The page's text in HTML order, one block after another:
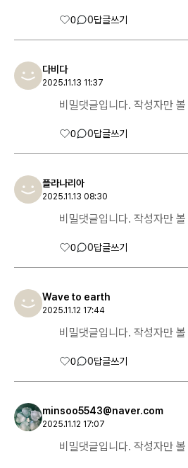
0 0답글쓰기
다비다
2025.11.13 11:37
비밀댓글입니다. 작성자만
0 0답글쓰기
플라나리아
2025.11.13 08:30
비밀댓글입니다. 작성자만
0 0답글쓰기
Wave to earth
2025.11.12 17:44
비밀댓글입니다. 작성자만
0 0답글쓰기
minsoo5543@naver.com
2025.11.12 17:07
비밀댓글입니다. 작성자만